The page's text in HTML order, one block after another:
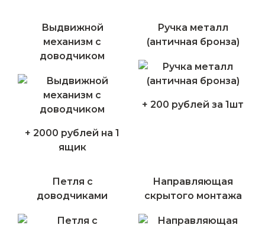
Выдвижной
механизм с
доводчиком
+ 2000 рублей на 1
ящик
Ручка металл
(античная бронза)
+ 200 рублей за 1шт
Петля с
доводчиками
Направляющая
скрытого монтажа